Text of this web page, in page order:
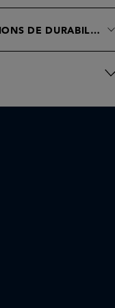
Malle
a Gun
DE DURABILITÉ